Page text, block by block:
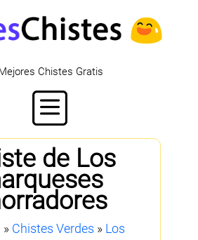
Chistes Gratis
de Los
» Chistes Verdes » Los